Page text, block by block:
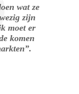
wat ze
zijn
moet er
komen